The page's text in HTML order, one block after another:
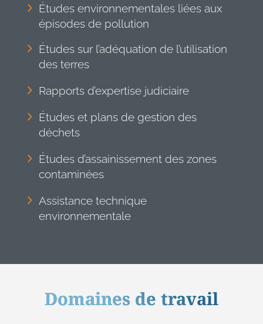
Études environnementales liées aux
épisodes de pollution
Études sur l’adéquation de l’utilisation
des terres
Rapports d’expertise judiciaire
Études et plans de gestion des
déchets
Études d’assainissement des zones
contaminées
Assistance technique
environnementale
Domaines de travail